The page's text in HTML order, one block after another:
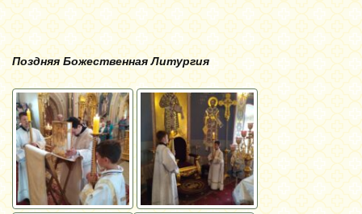
Поздняя Божественная Литургия